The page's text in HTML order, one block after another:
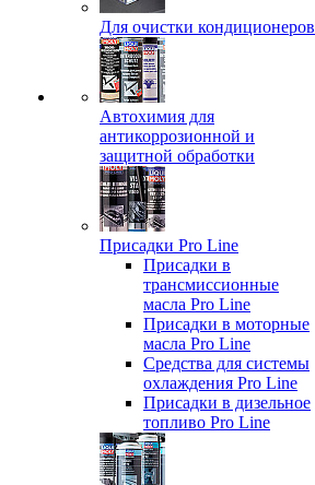
Для очистки кондиционеров
Автохимия для
антикоррозионной и
защитной обработки
Присадки Pro Line
Присадки в
трансмиссионные
масла Pro Line
Присадки в моторные
масла Pro Line
Средства для системы
охлаждения Pro Line
Присадки в дизельное
топливо Pro Line